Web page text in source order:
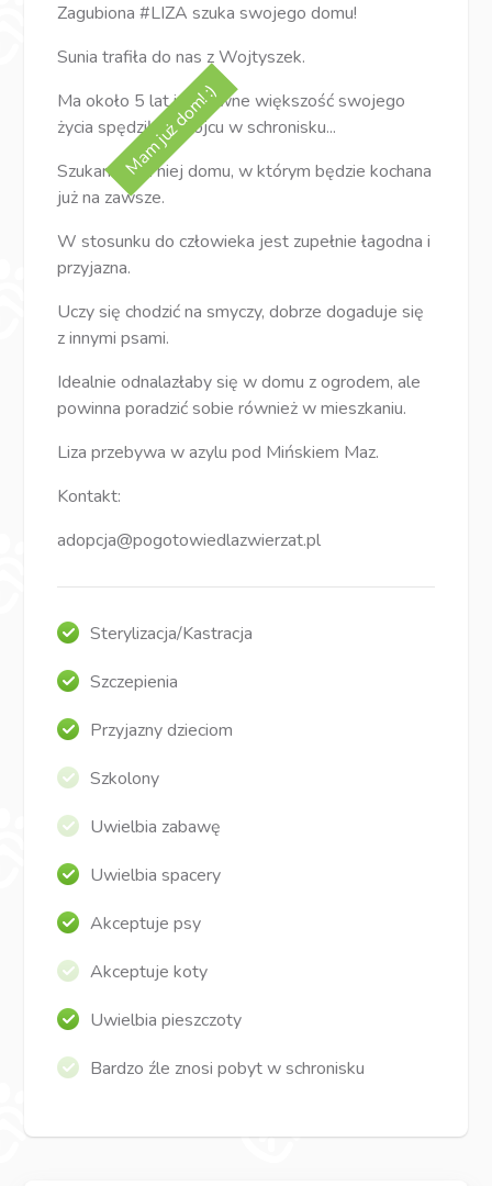
Mam już dom! :)
Zagubiona #LIZA szuka swojego domu!
Sunia trafiła do nas z Wojtyszek.
Ma około 5 lat i zapewne większość swojego
życia spędziła w kojcu w schronisku...
Szukamy dla niej domu, w którym będzie kochana
już na zawsze.
W stosunku do człowieka jest zupełnie łagodna i
przyjazna.
Uczy się chodzić na smyczy, dobrze dogaduje się
z innymi psami.
Idealnie odnalazłaby się w domu z ogrodem, ale
powinna poradzić sobie również w mieszkaniu.
Liza przebywa w azylu pod Mińskiem Maz.
Kontakt:
adopcja@pogotowiedlazwierzat.pl
Sterylizacja/Kastracja
Szczepienia
Przyjazny dzieciom
Szkolony
Uwielbia zabawę
Uwielbia spacery
Akceptuje psy
Akceptuje koty
Uwielbia pieszczoty
Bardzo źle znosi pobyt w schronisku